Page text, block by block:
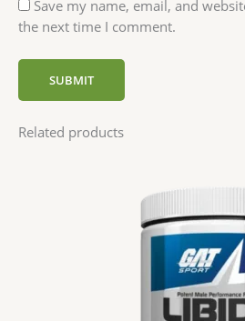
Save my name, email, and
the next time I comment.
Related products